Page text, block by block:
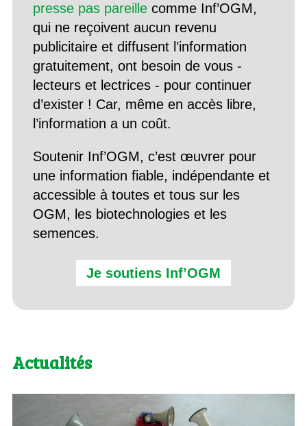
presse pas pareillecomme Inf’OGM,
qui ne reçoivent aucun revenu
publicitaire et diffusent l’information
gratuitement, ont besoin de vous -
lecteurs et lectrices - pour continuer
d’exister ! Car, même en accès libre,
l’information a un coût.
Soutenir Inf’OGM, c’est œuvrer pour
une information fiable, indépendante et
accessible à toutes et tous sur les
OGM, les biotechnologies et les
semences.
Je soutiens Inf’OGM
Actualités